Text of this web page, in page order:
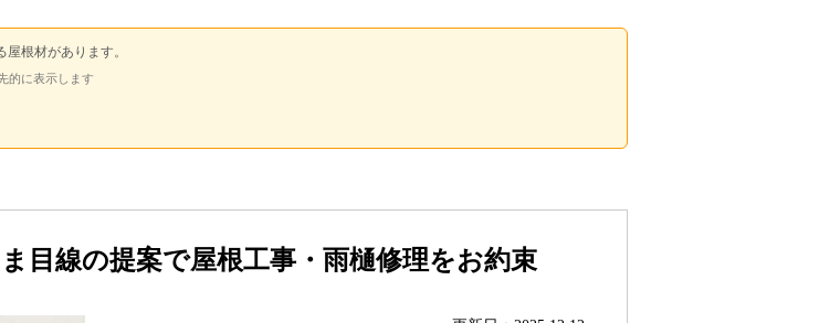
根材があります。
的に表示します
目線の提案で屋根工事・雨樋修理をお約束